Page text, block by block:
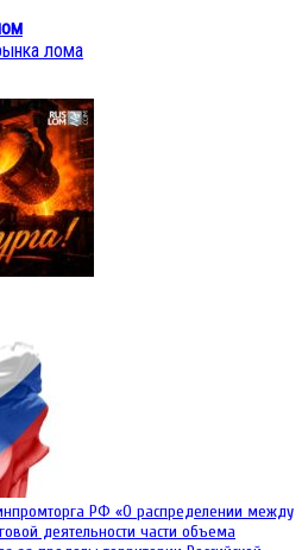
лома
РФ «О распределении между
деятельности части объема